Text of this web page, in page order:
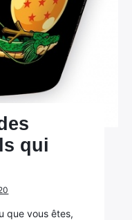
qui
que vous êtes,